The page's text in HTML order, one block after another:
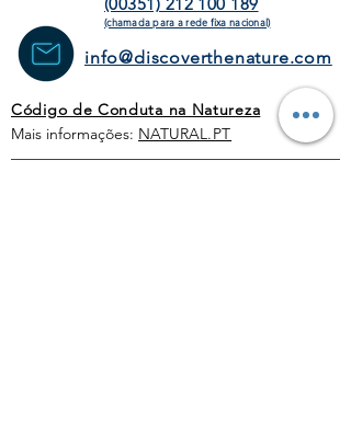
(chamada para a rede fixa nacional)
info@discoverthenature.com
Código de Conduta na Natureza
Mais informações: NATURAL.PT